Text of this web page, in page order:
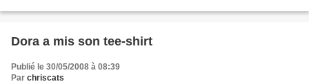
Dora a mis son tee-shirt
Publié le 30/05/2008 à 08:39
Par chriscats